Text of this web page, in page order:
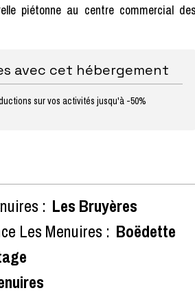
piétonne au centre commercial
avec cet hébergement
sur vos activités jusqu'à -50%
: Les Bruyères
Les Menuires : Boëdette